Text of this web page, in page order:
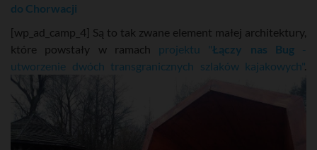
do Chorwacji
[wp_ad_camp_4] Są to tak zwane element małej architektury,
które powstały w ramach projektu "Łączy nas Bug-
utworzenie dwóch transgranicznych szlaków kajakowych".